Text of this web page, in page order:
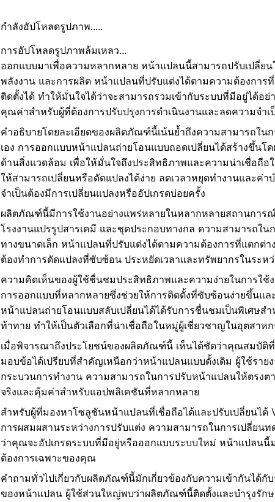
กำลังอัปโหลดรูปภาพ.....
การอัปโหลดรูปภาพล้มเหลว...
ออกแบบมาเพื่อความหลากหลาย หน้าแปลนนี้สามารถปรับเปลี่ย
พลังงาน และการผลิต หน้าแปลนที่ปรับแต่งได้ตามความต้องกา
ติดตั้งได้ ทำให้มั่นใจได้ว่าจะสามารถรวมเข้ากับระบบที่มีอยู่ได้อ
คุณค่าสำหรับผู้ที่ต้องการปรับปรุงการดำเนินงานและลดความจำ
คำอธิบายโดยละเอียดของผลิตภัณฑ์นี้เน้นย้ำถึงความสามารถใ
เอง การออกแบบหน้าแปลนถ่ายโอนแบบถอดเปลี่ยนได้สร้างขึ้น
ด้านสิ่งแวดล้อม เพื่อให้มั่นใจถึงประสิทธิภาพและความน่าเชื่อถื
ให้สามารถเปลี่ยนหรือดัดแปลงได้ง่าย ลดเวลาหยุดทำงานและ
จำเป็นต้องมีการเปลี่ยนแปลงหรืออัปเกรดบ่อยครั้ง
ผลิตภัณฑ์นี้มีการใช้งานอย่างแพร่หลายในหลากหลายสถานการณ์
โรงงานแปรรูปสารเคมี และชุดประกอบทางกล ความสามารถใ
ทางขนาดเล็ก หน้าแปลนที่ปรับแต่งได้ตามความต้องการที่แตกต่
ต้องทำการดัดแปลงที่ซับซ้อน ประหยัดเวลาและทรัพยากรในระห
ความคิดเห็นของผู้ใช้ชื่นชมประสิทธิภาพและความง่ายในการใ
การออกแบบที่หลากหลายซึ่งช่วยให้การติดตั้งที่ซับซ้อนง่ายขึ้นแ
หน้าแปลนถ่ายโอนแบบสลับเปลี่ยนได้ได้รับการชื่นชมเป็นพิเศษ
ท้าทาย ทำให้เป็นตัวเลือกที่น่าเชื่อถือในหมู่ผู้เชี่ยวชาญในอุตสาหก
เมื่อพิจารณาถึงประโยชน์ของผลิตภัณฑ์นี้ เห็นได้ชัดว่าคุณสมบัติ
มอบข้อได้เปรียบที่สำคัญเหนือกว่าหน้าแปลนแบบดั้งเดิม ผู้ใช้ร
กระบวนการทำงาน ความสามารถในการปรับหน้าแปลนให้ตรง
จริงและคุ้มค่าสำหรับแอปพลิเคชันที่หลากหลาย
สำหรับผู้ที่มองหาโซลูชันหน้าแปลนที่เชื่อถือได้และปรับเปลี่ยนได้
การผสมผสานระหว่างการปรับแต่ง ความสามารถในการเปลี่ย
ว่าคุณจะอัปเกรดระบบที่มีอยู่หรือออกแบบระบบใหม่ หน้าแปลน
ต้องการเฉพาะของคุณ
คำถามทั่วไปเกี่ยวกับผลิตภัณฑ์นี้มักเกี่ยวข้องกับความเข้ากันได้กั
ของหน้าแปลน ผู้ใช้ส่วนใหญ่พบว่าผลิตภัณฑ์นี้ติดตั้งและบำรุงรัก